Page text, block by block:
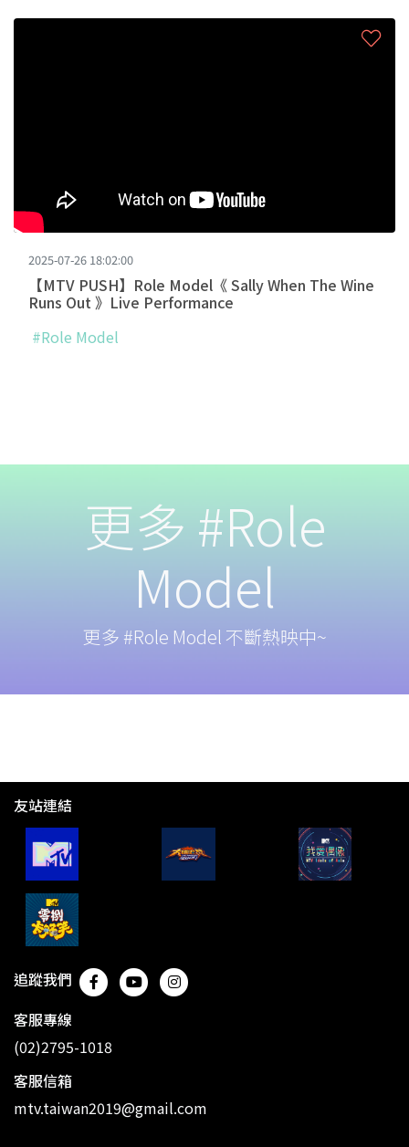
2025-07-26 18:02:00
【MTV PUSH】Role Model《 Sally When The Wine
Runs Out 》Live Performance
#Role Model
更多 #Role
Model
更多 #Role Model 不斷熱映中~
友站連結
追蹤我們
客服專線
(02)2795-1018
客服信箱
mtv.taiwan2019@gmail.com